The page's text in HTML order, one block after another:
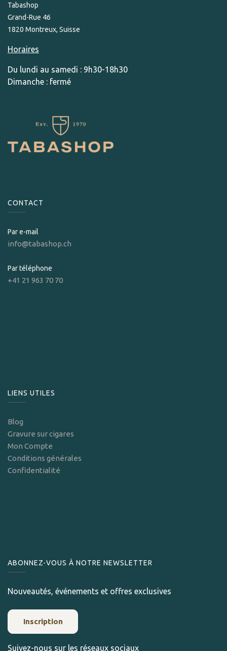
Tabashop
Grand-Rue 46
1820 Montreux, Suisse
Horaires
Du lundi au samedi : 9h30-18h30
Dimanche : fermé
CONTACT
Par e-mail
info@tabashop.ch
Par téléphone
+41 21 963 70 70
LIENS UTILES
Blog
Gravure sur cigares
Mon Compte
Conditions générales
Confidentialité
ABONNEZ-VOUS À NOTRE NEWSLETTER
Nouveautés, événements et offres exclusives
Inscription
Suivez-nous sur les réseaux sociaux